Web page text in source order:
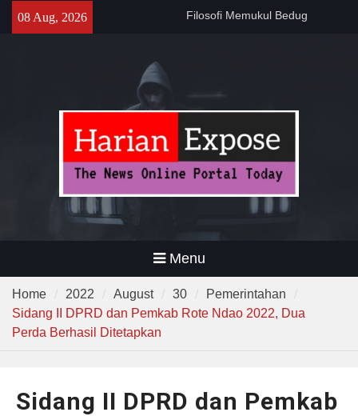
08 Aug, 2026
141 Tahun Stasiun Slawi : “Dari
Narkoba di Sekolah Kebayoran
Lama, DPR Minta Diusut
Tuntas
Filosofi Memukul Bedug
Sebelum Sholat Jum’at
Menu
Home 2022 August 30
Pemerintahan
Sidang II DPRD dan Pemkab Rote Ndao 2022, Dua
Perda Berhasil Ditetapkan
Sidang II DPRD dan Pemkab